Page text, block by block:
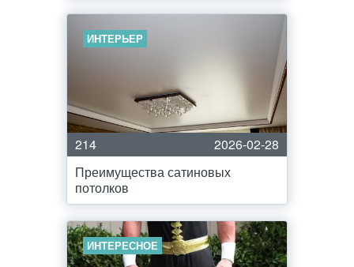
ИНТЕРЬЕР
214
2026-02-28
Преимущества сатиновых
потолков
ИНТЕРЕСНОЕ